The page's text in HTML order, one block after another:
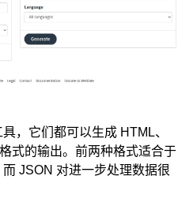
，它们都可以生成 HTML、
式的输出。前两种格式适合于
JSON 对进一步处理数据很